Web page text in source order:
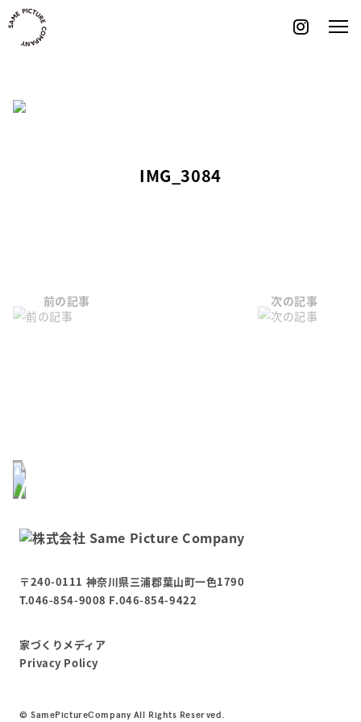
Skip
to
content
IMG_3084
前の記事 次の記事
〒240-0111 神奈川県三浦郡葉山町一色1790
T.046-854-9008 F.046-854-9422
家づくりメディア
Privacy Policy
©︎ SamePictureCompany All Rights Reserved.